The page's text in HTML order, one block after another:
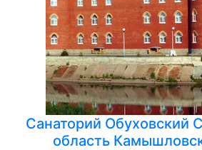
Санаторий Обуховский
область